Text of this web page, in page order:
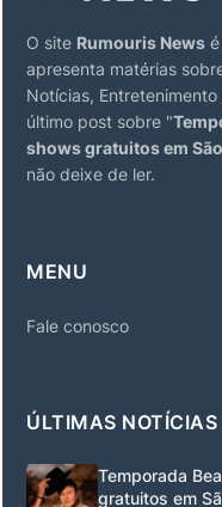
O site Rumouris News
apresenta matérias
Notícias,
último post sobre "
shows gratuitos em
não deixe de ler.
MENU
Fale conosco
ÚLTIMAS NOTÍCIAS
Temporada
gratuitos em